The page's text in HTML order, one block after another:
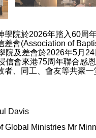
學院於2026年踏入60周
差會(Association of
院及差會於2026年5月 24
信會來港75周年聯合感
者、同工、會友等共聚
Davis
Global Ministries Mr